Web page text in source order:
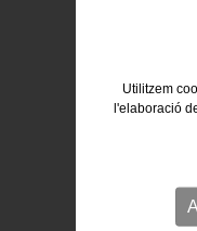
Utilitzem
l'elaboració